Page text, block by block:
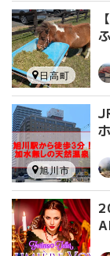
日高町
旭川市